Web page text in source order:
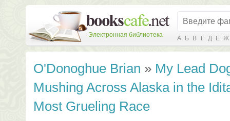
Электронная библиотека А Б В Г Д Е Ж
O'Donoghue Brian » My Lead
Mushing Across Alaska in the
Most Grueling Race